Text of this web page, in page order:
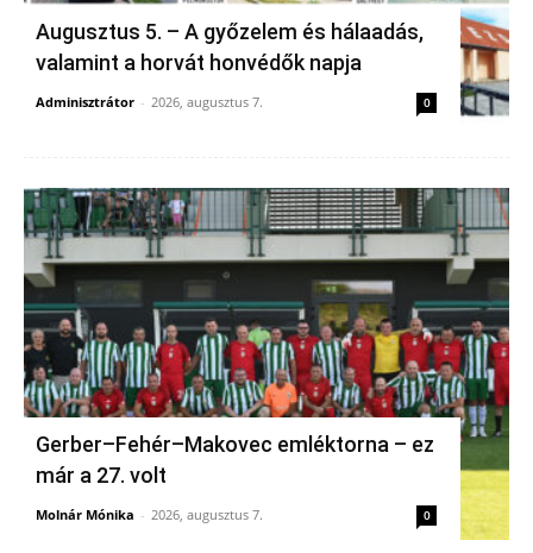
Augusztus 5. – A győzelem és hálaadás,
valamint a horvát honvédők napja
Adminisztrátor - 2026, augusztus 7. 0
Gerber–Fehér–Makovec emléktorna – ez
már a 27. volt
Molnár Mónika - 2026, augusztus 7. 0